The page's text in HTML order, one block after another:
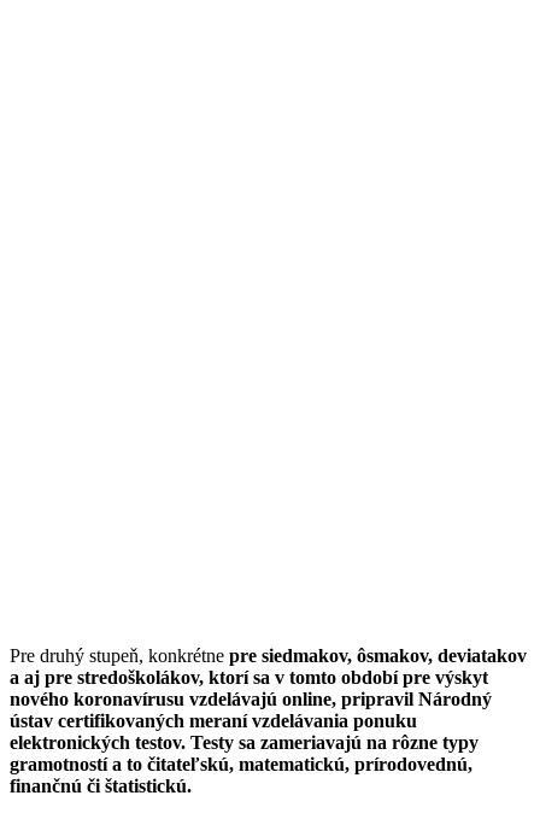
Pre druhý stupeň, konkrétne pre siedmakov, ôsmakov, deviatakov
a aj pre stredoškolákov, ktorí sa v tomto období pre výskyt
nového koronavírusu vzdelávajú online, pripravil Národný
ústav certifikovaných meraní vzdelávania ponuku
elektronických testov. Testy sa zameriavajú na rôzne typy
gramotností a to čitateľskú, matematickú, prírodovednú,
finančnú či štatistickú.